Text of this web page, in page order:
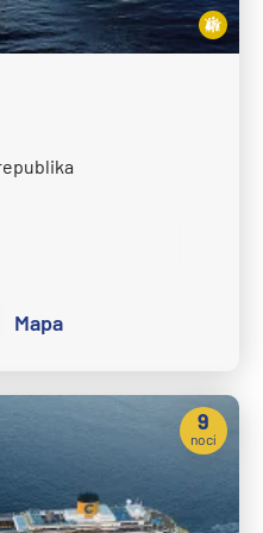
Mapa
9
nocí